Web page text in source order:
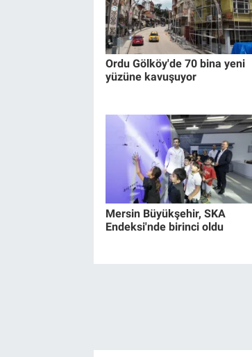
Ordu Gölköy'de 70 bina yeni
yüzüne kavuşuyor
Mersin Büyükşehir, SKA
Endeksi'nde birinci oldu